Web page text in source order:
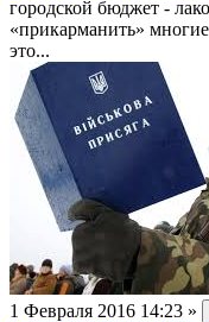
городской бюджет -
«прикарманить»
это...
1 Февраля 2016 14:23 »